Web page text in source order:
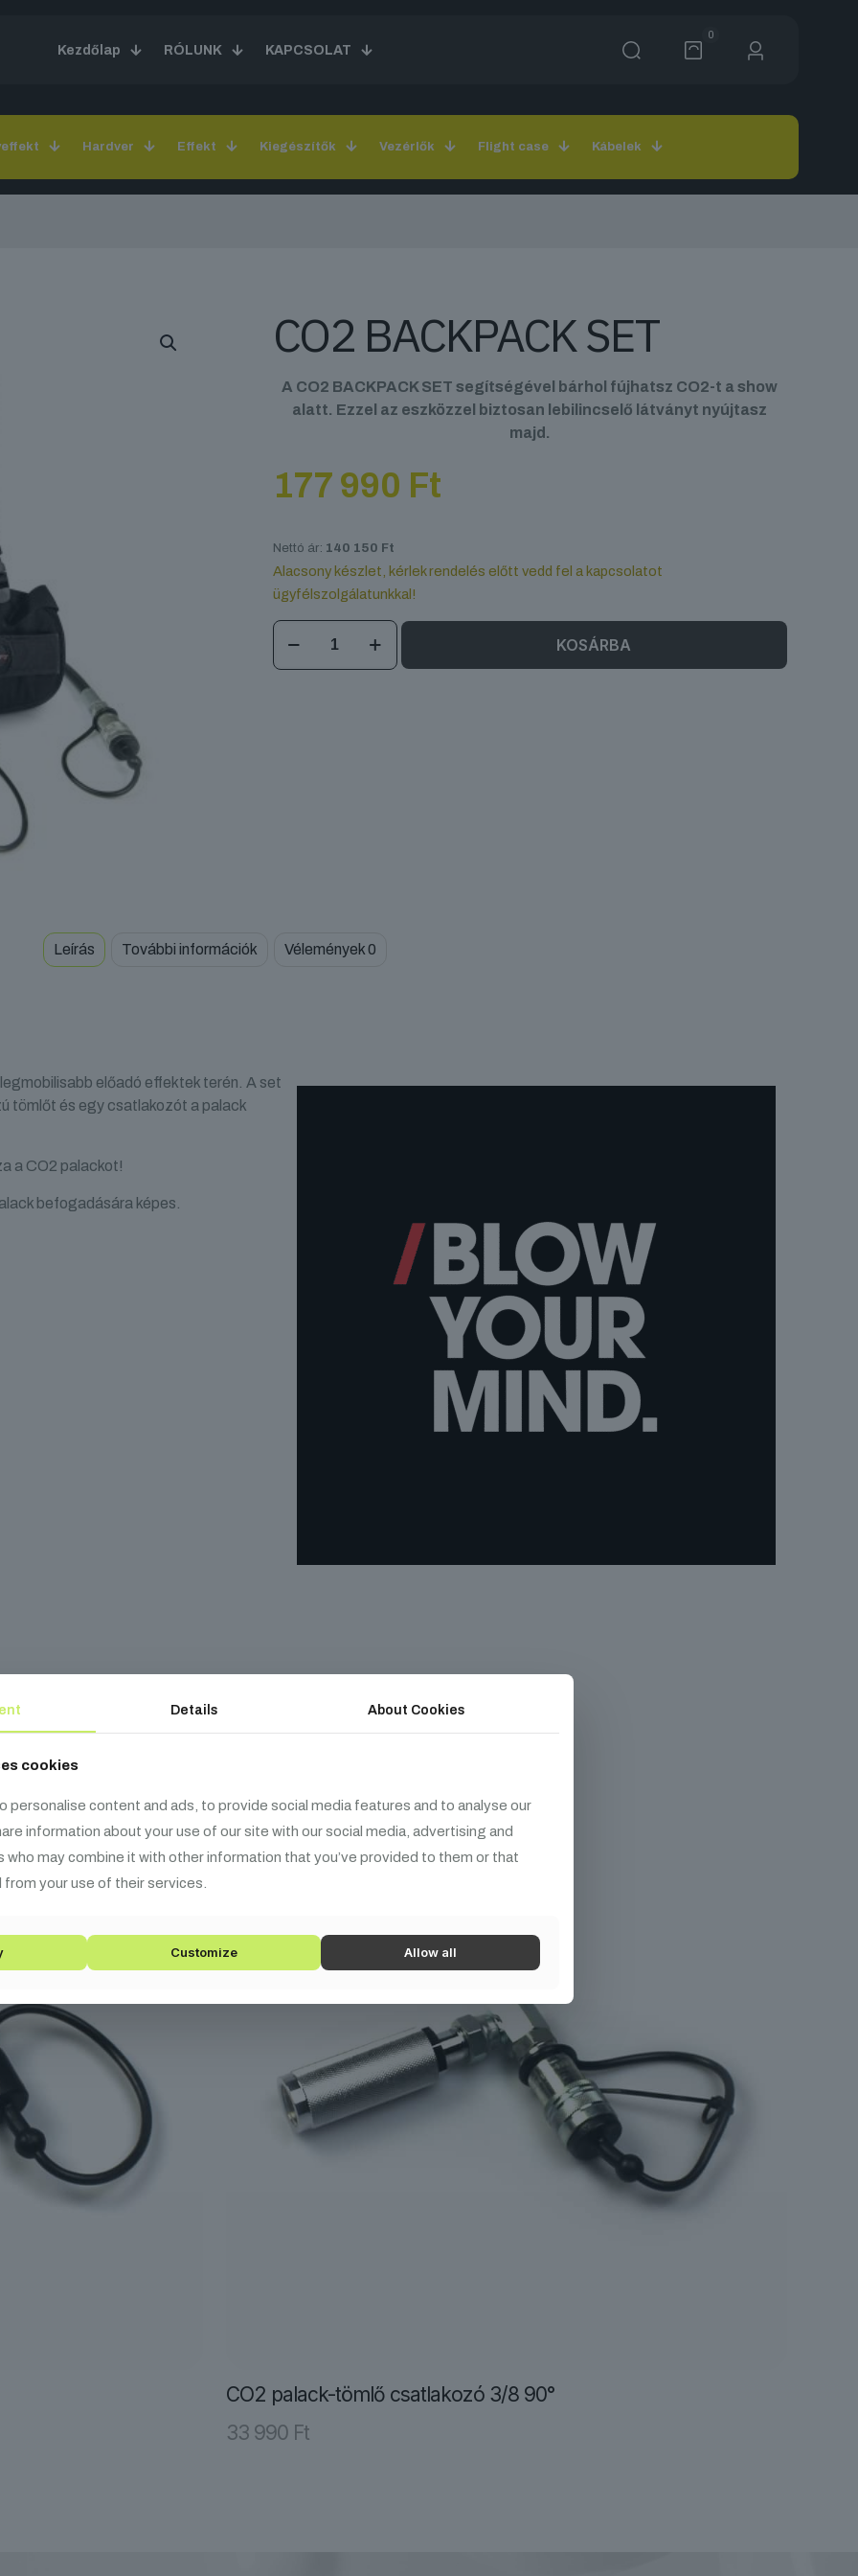
Kezdőlap RÓLUNK KAPCSOLAT
0
Hardver Effekt Kiegészítők Vezérlők Flight case Kábelek
CO2 BACKPACK SET
A CO2 BACKPACK SET segítségével bárhol fújhatsz CO2-t a show
alatt. Ezzel az eszközzel biztosan lebilincselő látványt nyújtasz
majd.
177 990 Ft
Nettó ár: 140 150 Ft
Alacsony készlet, kérlek rendelés előtt vedd fel a kapcsolatot
ügyfélszolgálatunkkal!
CO2
BACKPACK
KOSÁRBA
Leírás További információk Vélemények0
előadó effektek terén. A set
tömlőt és egy csatlakozót a palack
a CO2 palackot!
befogadására képes.
termékek
CO2 palack-tömlő csatlakozó 3/8 90°
33 990 Ft
Details About Cookies
cookies
personalise content and ads, to provide social media features and to analyse our
information about your use of our site with our social media, advertising and
who may combine it with other information that you’ve provided to them or that
your use of their services.
Customize Allow all